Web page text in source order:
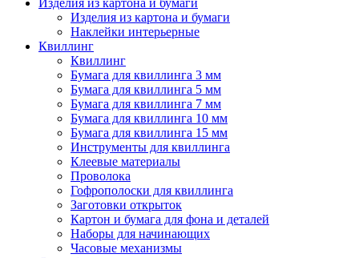
Изделия из картона и бумаги
Изделия из картона и бумаги
Наклейки интерьерные
Квиллинг
Квиллинг
Бумага для квиллинга 3 мм
Бумага для квиллинга 5 мм
Бумага для квиллинга 7 мм
Бумага для квиллинга 10 мм
Бумага для квиллинга 15 мм
Инструменты для квиллинга
Клеевые материалы
Проволока
Гофрополоски для квиллинга
Заготовки открыток
Картон и бумага для фона и деталей
Наборы для начинающих
Часовые механизмы